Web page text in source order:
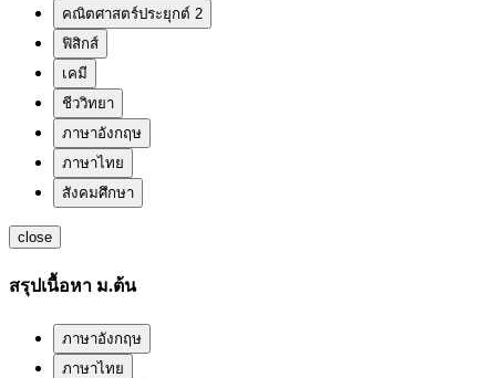
คณิตศาสตร์ประยุกต์ 2
ฟิสิกส์
เคมี
ชีววิทยา
ภาษาอังกฤษ
ภาษาไทย
สังคมศึกษา
close
สรุปเนื้อหา ม.ต้น
ภาษาอังกฤษ
ภาษาไทย